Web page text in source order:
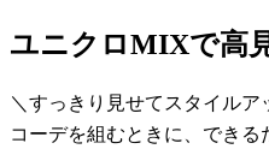
ユニクロMIXで高
＼すっきり見せてスタイルア
コーデを組むときに、でき